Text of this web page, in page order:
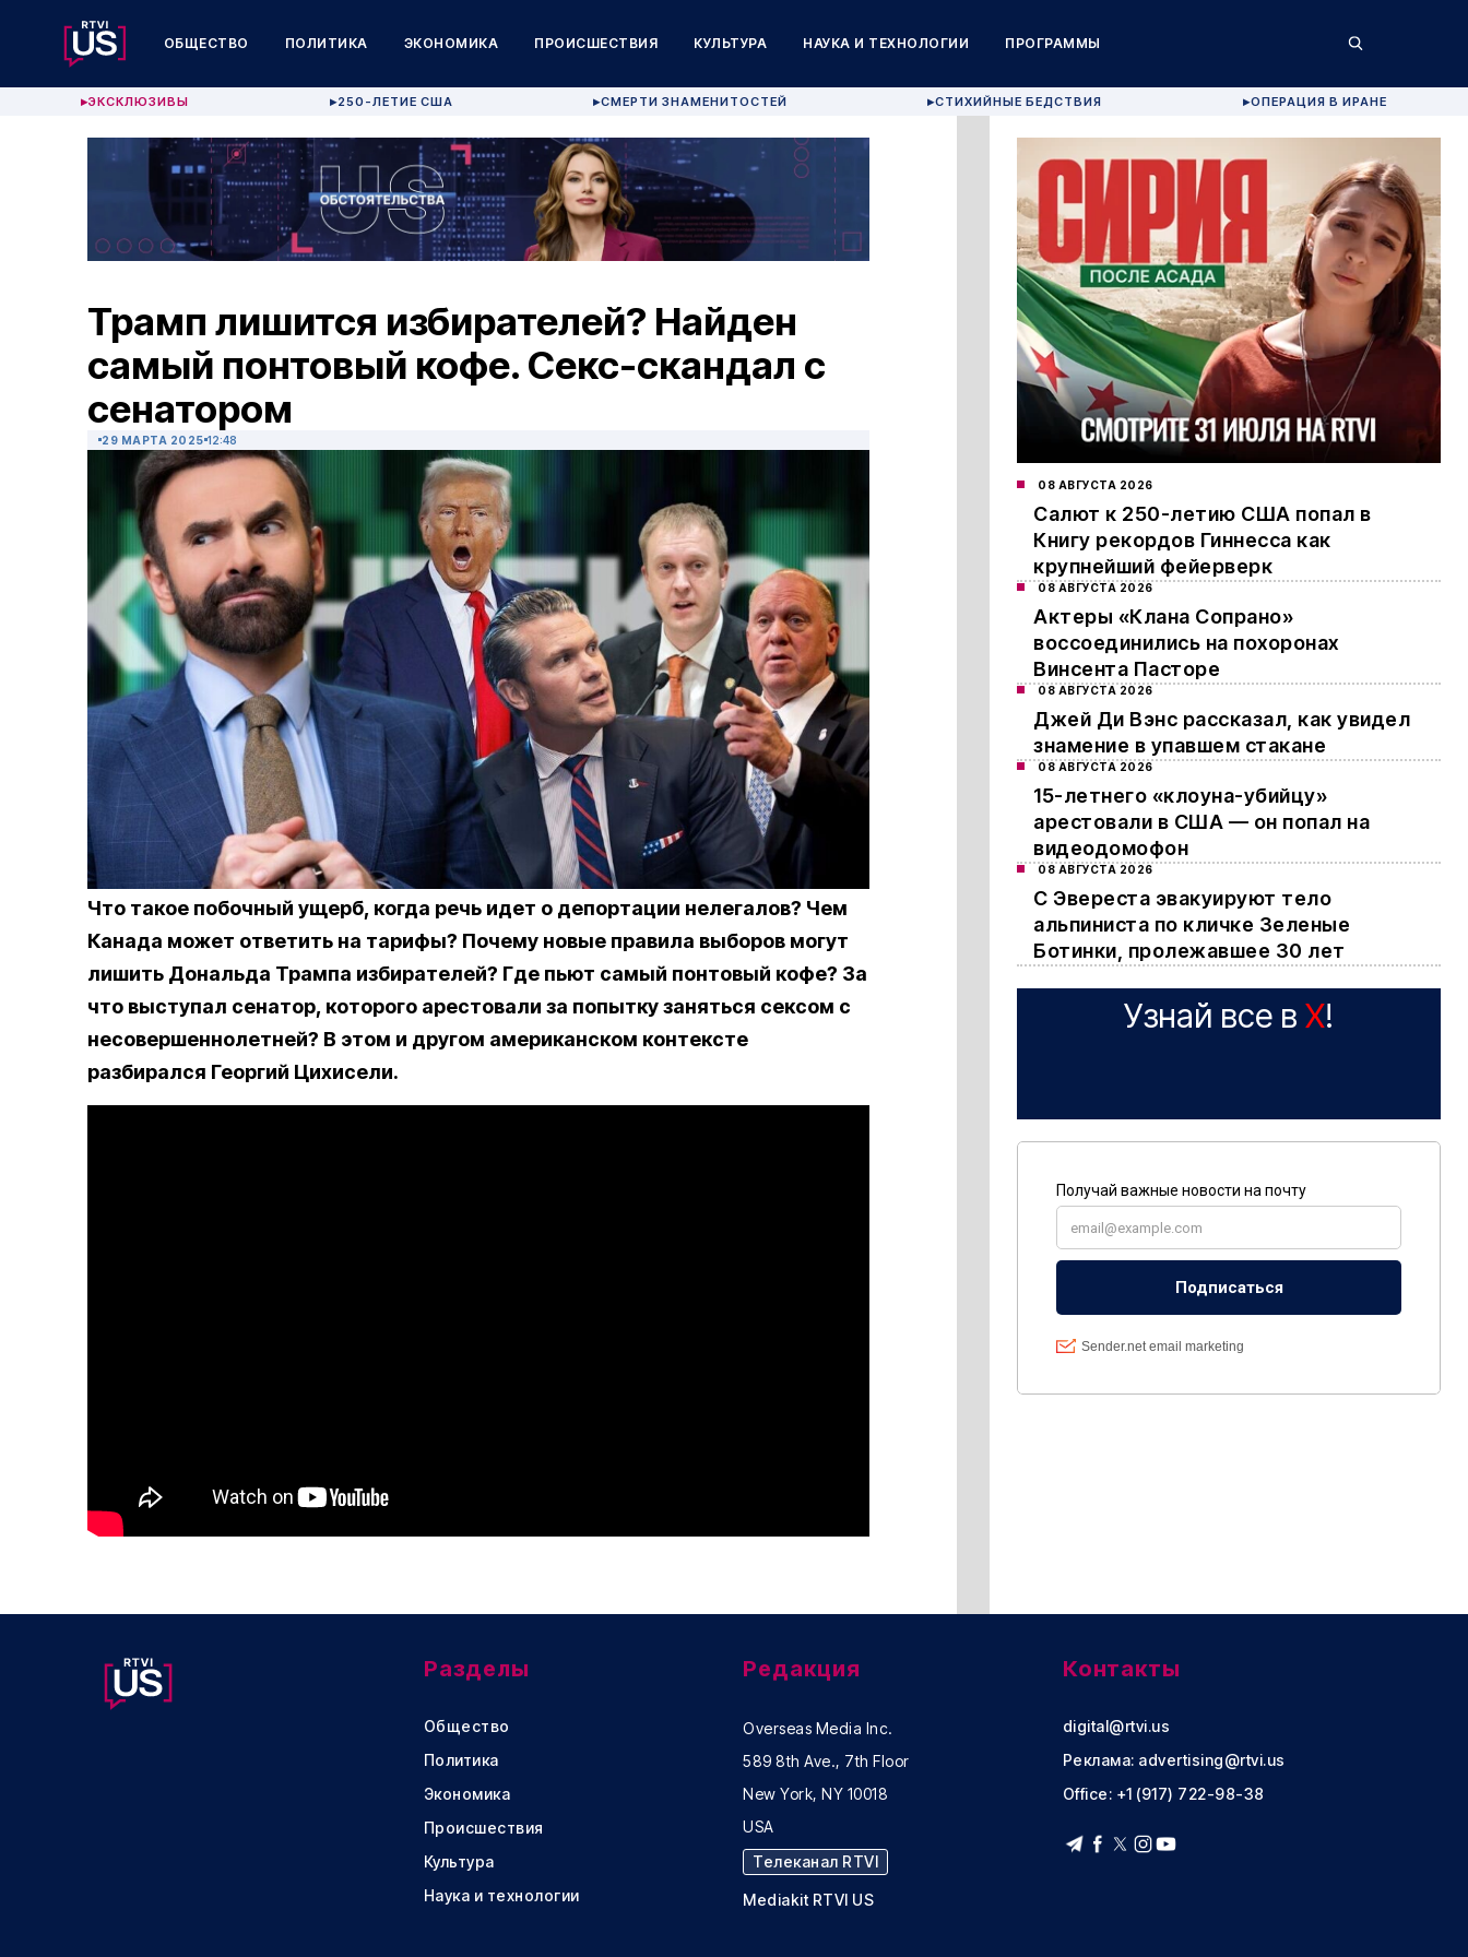
ОБЩЕСТВО ПОЛИТИКА ЭКОНОМИКА ПРОИСШЕСТВИЯ КУЛЬТУРА НАУКА И ТЕХНОЛОГИИ ПРОГРАММЫ
▶ЭКСКЛЮЗИВЫ ▶250-ЛЕТИЕ США ▶СМЕРТИ ЗНАМЕНИТОСТЕЙ ▶СТИХИЙНЫЕ БЕДСТВИЯ ▶ОПЕРАЦИЯ В ИРАНЕ
Трамп лишится избирателей? Найден
самый понтовый кофе. Секс-скандал с
сенатором
29 МАРТА 2025 12:48
Что такое побочный ущерб, когда речь идет о депортации нелегалов? Чем
Канада может ответить на тарифы? Почему новые правила выборов могут
лишить Дональда Трампа избирателей? Где пьют самый понтовый кофе? За
что выступал сенатор, которого арестовали за попытку заняться сексом с
несовершеннолетней? В этом и другом американском контексте
разбирался Георгий Цихисели.
08 АВГУСТА 2026
Салют к 250-летию США попал в
Книгу рекордов Гиннесса как
крупнейший фейерверк
08 АВГУСТА 2026
Актеры «Клана Сопрано»
воссоединились на похоронах
Винсента Пасторе
08 АВГУСТА 2026
Джей Ди Вэнс рассказал, как увидел
знамение в упавшем стакане
08 АВГУСТА 2026
15-летнего «клоуна-убийцу»
арестовали в США — он попал на
видеодомофон
08 АВГУСТА 2026
С Эвереста эвакуируют тело
альпиниста по кличке Зеленые
Ботинки, пролежавшее 30 лет
Узнай все в X!
Разделы
Общество
Политика
Экономика
Происшествия
Культура
Наука и технологии
Редакция
Overseas Media Inc.
589 8th Ave., 7th Floor
New York, NY 10018
USA
Телеканал RTVI
Mediakit RTVI US
Контакты
digital@rtvi.us
Реклама: advertising@rtvi.us
Office: +1 (917) 722-98-38